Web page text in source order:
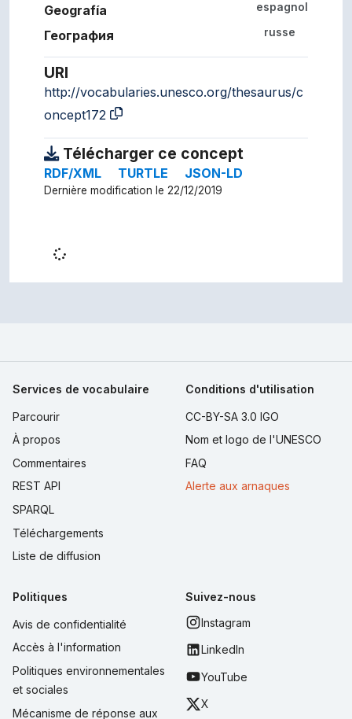
espagnol
Geografía
russe
География
URI
http://vocabularies.unesco.org/thesaurus/c
oncept172
Télécharger ce concept
RDF/XML TURTLE JSON-LD
Dernière modification le 22/12/2019
Services de vocabulaire
Parcourir
À propos
Commentaires
REST API
SPARQL
Téléchargements
Liste de diffusion
Conditions d'utilisation
CC-BY-SA 3.0 IGO
Nom et logo de l'UNESCO
FAQ
Alerte aux arnaques
Politiques
Avis de confidentialité
Accès à l'information
Politiques environnementales
et sociales
Mécanisme de réponse aux
Suivez-nous
Instagram
LinkedIn
YouTube
X